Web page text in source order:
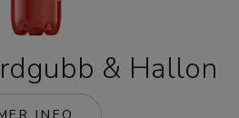
& Hallon